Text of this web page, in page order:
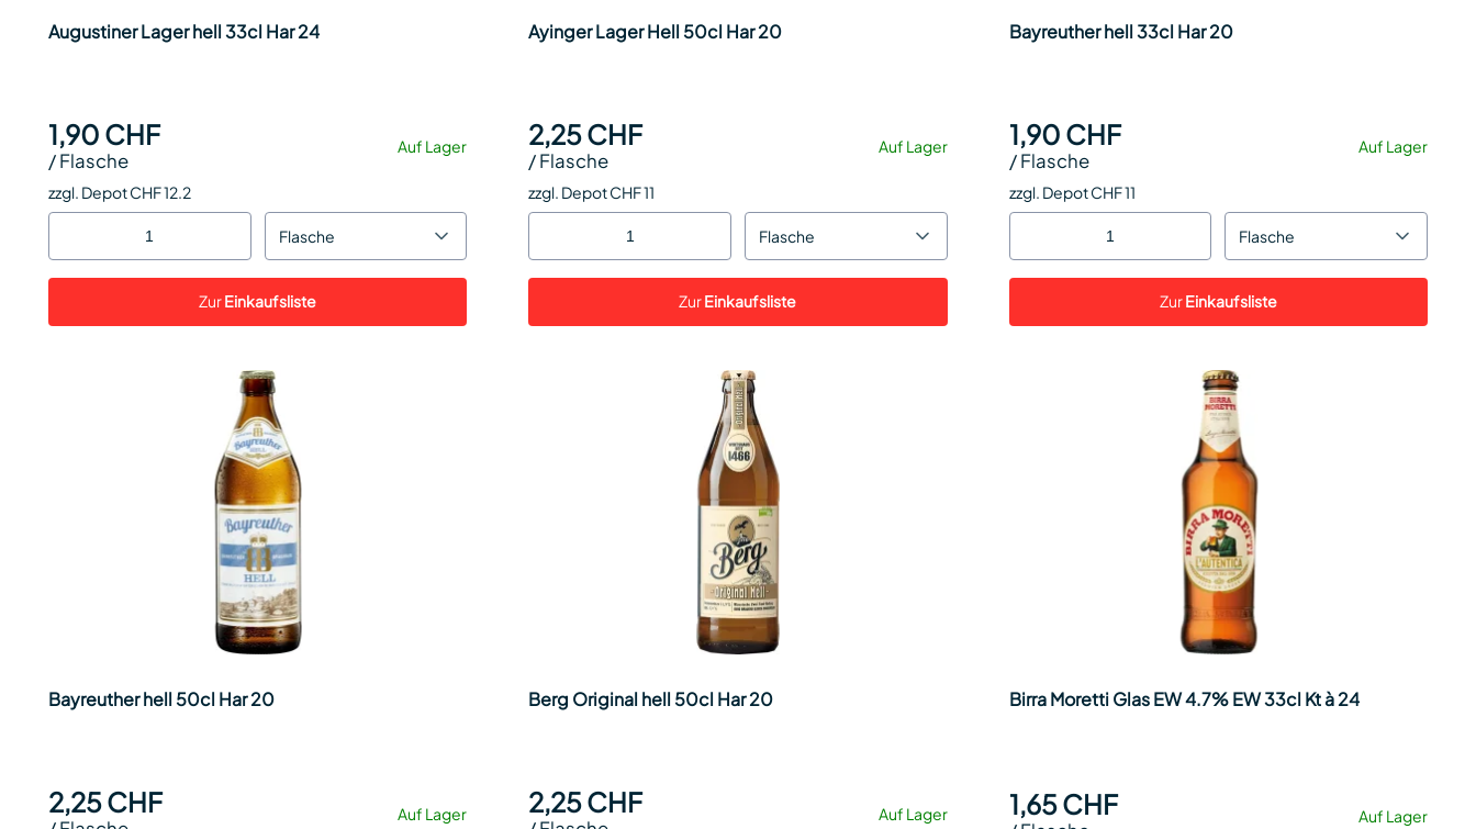
Augustiner Lager hell 33cl Har 24
Auf Lager
1,90 CHF
/Flasche
zzgl. Depot CHF 12.2
Flasche
ZurEinkaufsliste
Ayinger Lager Hell 50cl Har 20
Auf Lager
2,25 CHF
/Flasche
zzgl. Depot CHF 11
Flasche
ZurEinkaufsliste
Bayreuther hell 33cl Har 20
Auf Lager
1,90 CHF
/Flasche
zzgl. Depot CHF 11
Flasche
ZurEinkaufsliste
Bayreuther hell 50cl Har 20
Auf Lager
2,25 CHF
Berg Original hell 50cl Har 20
Auf Lager
2,25 CHF
Birra Moretti Glas EW 4.7% EW 33cl Kt à 24
Auf Lager
1,65 CHF